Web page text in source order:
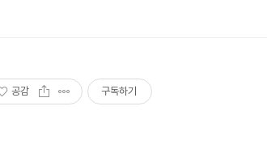
공감 구독하기